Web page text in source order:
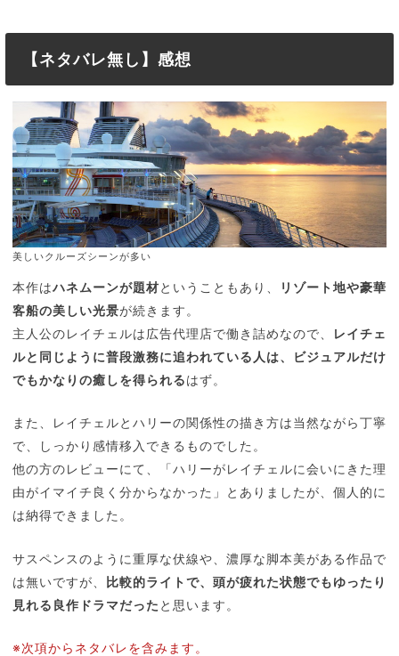
【ネタバレ無し】感想
美しいクルーズシーンが多い
本作はハネムーンが題材ということもあり、
リゾート地や豪華
客船の美しい光景が続きます。
主人公のレイチェルは広告代理店で働き詰めなので、
レイチェ
ルと同じように普段激務に追われている人は、ビジュアルだけ
でもかなりの癒しを得られるはず。
また、レイチェルとハリーの関係性の描き方は当然ながら丁寧
で、しっかり感情移入できるものでした。
他の方のレビューにて、「ハリーがレイチェルに会いにきた理
由がイマイチ良く分からなかった」とありましたが、個人的に
は納得できました。
サスペンスのように重厚な伏線や、濃厚な脚本美がある作品で
は無いですが、
比較的ライトで、頭が疲れた状態でもゆったり
見れる良作ドラマだった と思います。
※次項からネタバレを含みます。